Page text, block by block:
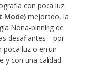
con poca luz.
Mode)mejorado, la
Nona-binning de
desafiantes – por
poca luz o en un
y con una calidad